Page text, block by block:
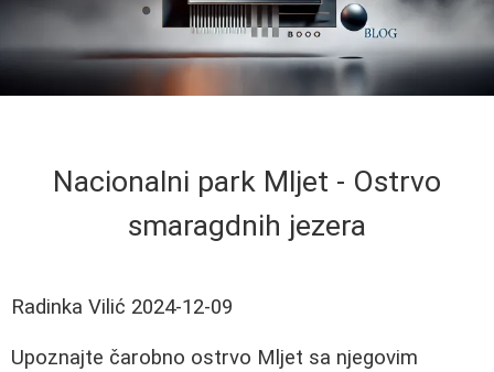
Nacionalni park Mljet - Ostrvo
smaragdnih jezera
Radinka Vilić 2024-12-09
Upoznajte čarobno ostrvo Mljet sa njegovim